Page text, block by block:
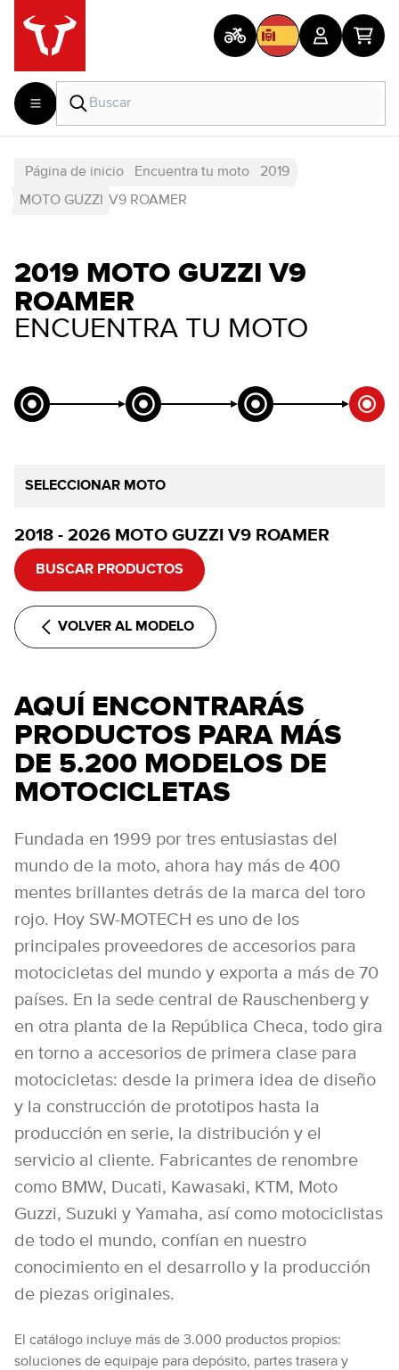
Página de inicio Encuentra tu moto
2019
MOTO GUZZI
V9 ROAMER
2019 MOTO GUZZI V9
ROAMER
ENCUENTRA TU MOTO
SELECCIONAR MOTO
2018 - 2026 MOTO GUZZI V9 ROAMER
BUSCAR PRODUCTOS
VOLVER AL MODELO
AQUÍ ENCONTRARÁS
PRODUCTOS PARA MÁS
DE 5.200 MODELOS DE
MOTOCICLETAS
Fundada en 1999 por tres entusiastas del
mundo de la moto, ahora hay más de 400
mentes brillantes detrás de la marca del toro
rojo. Hoy SW-MOTECH es uno de los
principales proveedores de accesorios para
motocicletas del mundo y exporta a más de 70
países. En la sede central de Rauschenberg y
en otra planta de la República Checa, todo gira
en torno a accesorios de primera clase para
motocicletas: desde la primera idea de diseño
y la construcción de prototipos hasta la
producción en serie, la distribución y el
servicio al cliente. Fabricantes de renombre
como BMW, Ducati, Kawasaki, KTM, Moto
Guzzi, Suzuki y Yamaha, así como motociclistas
de todo el mundo, confían en nuestro
conocimiento en el desarrollo y la producción
de piezas originales.
El catálogo incluye más de 3.000 productos propios:
soluciones de equipaje para depósito, partes trasera y